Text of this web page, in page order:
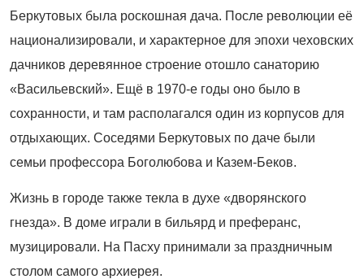
Беркутовых была роскошная дача. После революции её
национализировали, и характерное для эпохи чеховских
дачников деревянное строение отошло санаторию
«Васильевский». Ещё в 1970-е годы оно было в
сохранности, и там располагался один из корпусов для
отдыхающих. Соседями Беркутовых по даче были
семьи профессора Боголюбова и Казем-Беков.
Жизнь в городе также текла в духе «дворянского
гнезда». В доме играли в бильярд и преферанс,
музицировали. На Пасху принимали за праздничным
столом самого архиерея.